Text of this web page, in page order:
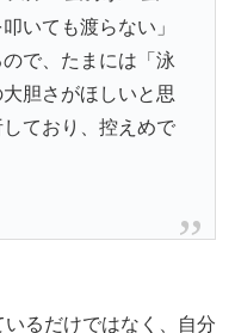
いても渡らない」
で、たまには「泳
胆さがほしいと思
ており、控えめで
るだけではなく、自分